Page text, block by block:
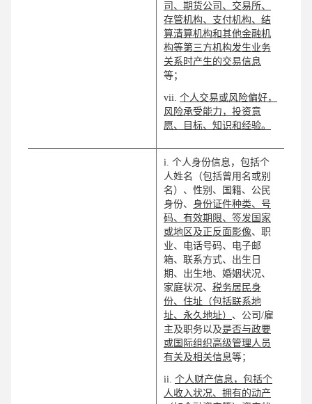
司、期货公司、交易所、
存管机构、支付机构、结
算清算机构和其他金融机
构等第三方机构发生业务
关系时产生的交易信息
等；
vii. 个人交易或风险偏好，
风险承受能力，投资意
愿、目标、知识和经验。
i. 个人身份信息，包括个
人姓名（包括曾用名或别
名）、性别、国籍、公民
身份、 身份证件种类、号
码、有效期限、签发国家
或地区及正反面影像、职
业、电话号码、电子邮
箱、联系方式、出生日
期、出生地、婚姻状况、
家庭状况、 税务居民身
份、住址（包括联系地
址、永久地址） 、公司/雇
主及职务以及是否与政要
或国际组织高级管理人员
有关及相关信息等；
ii. 个人财产信息，包括个
人收入状况、拥有的动产